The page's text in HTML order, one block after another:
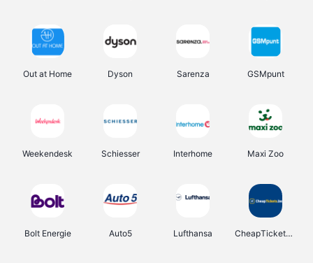
Out at Home Dyson Sarenza GSMpunt
Weekendesk Schiesser Interhome Maxi Zoo
Bolt Energie Auto5 Lufthansa CheapTickets.be